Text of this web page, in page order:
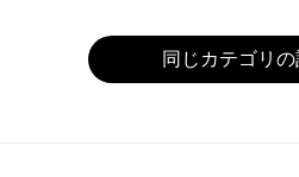
同じカテゴリ